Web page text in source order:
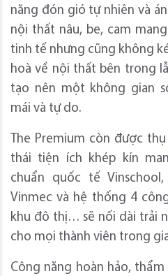
năng đón gió tự nhiên và
nội thất nâu, be, cam
tinh tế nhưng cũng không
hoà về nội thất bên trong
tạo nên một không gian
mái và tự do.
The Premium còn được
thái tiện ích khép kín
chuẩn quốc tế
Vinmec và hệ thống 4
khu đô thị… sẽ nối dài trải
cho mọi thành viên trong
Công năng hoàn hảo,